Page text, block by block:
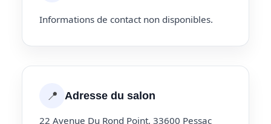
Informations de contact non disponibles.
📍 Adresse du salon
22 Avenue Du Rond Point, 33600 Pessac